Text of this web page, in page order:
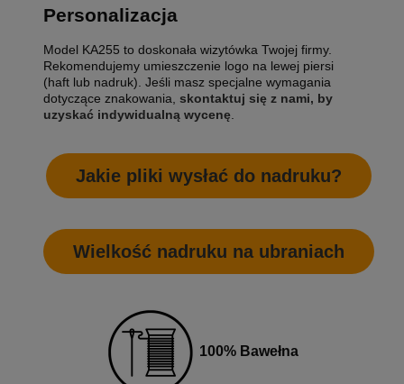
Personalizacja
Model KA255 to doskonała wizytówka Twojej firmy.
Rekomendujemy umieszczenie logo na lewej piersi
(haft lub nadruk). Jeśli masz specjalne wymagania
dotyczące znakowania, skontaktuj się z nami, by
uzyskać indywidualną wycenę.
Jakie pliki wysłać do nadruku?
Wielkość nadruku na ubraniach
100% Bawełna